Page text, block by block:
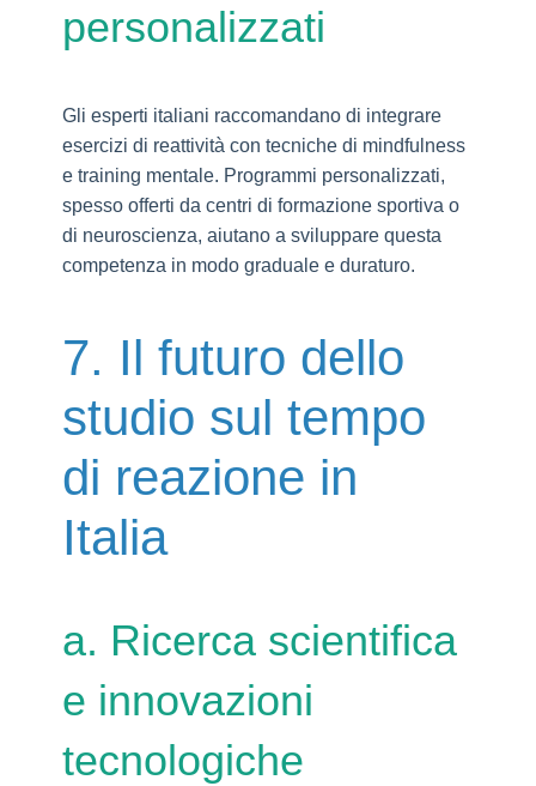
personalizzati
Gli esperti italiani raccomandano di integrare
esercizi di reattività con tecniche di mindfulness
e training mentale. Programmi personalizzati,
spesso offerti da centri di formazione sportiva o
di neuroscienza, aiutano a sviluppare questa
competenza in modo graduale e duraturo.
7. Il futuro dello
studio sul tempo
di reazione in
Italia
a. Ricerca scientifica
e innovazioni
tecnologiche